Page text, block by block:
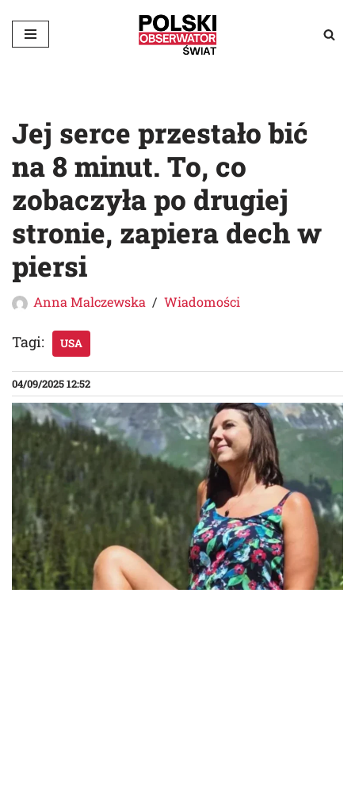
Przejdź
Jej serce przestało bić
na 8 minut. To, co
zobaczyła po drugiej
stronie, zapiera dech w
piersi
Anna Malczewska Wiadomości
Tagi: USA
04/09/2025 12:52